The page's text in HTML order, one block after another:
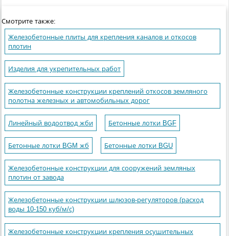
Смотрите также:
Железобетонные плиты для крепления каналов и откосов
плотин
Изделия для укрепительных работ
Железобетонные конструкции креплений откосов земляного
полотна железных и автомобильных дорог
Линейный водоотвод жби Бетонные лотки BGF
Бетонные лотки BGM жб Бетонные лотки BGU
Железобетонные конструкции для сооружений земляных
плотин от завода
Железобетонные конструкции шлюзов-регуляторов (расход
воды 10-150 куб/м/с)
Железобетонные конструкции крепления осушительных